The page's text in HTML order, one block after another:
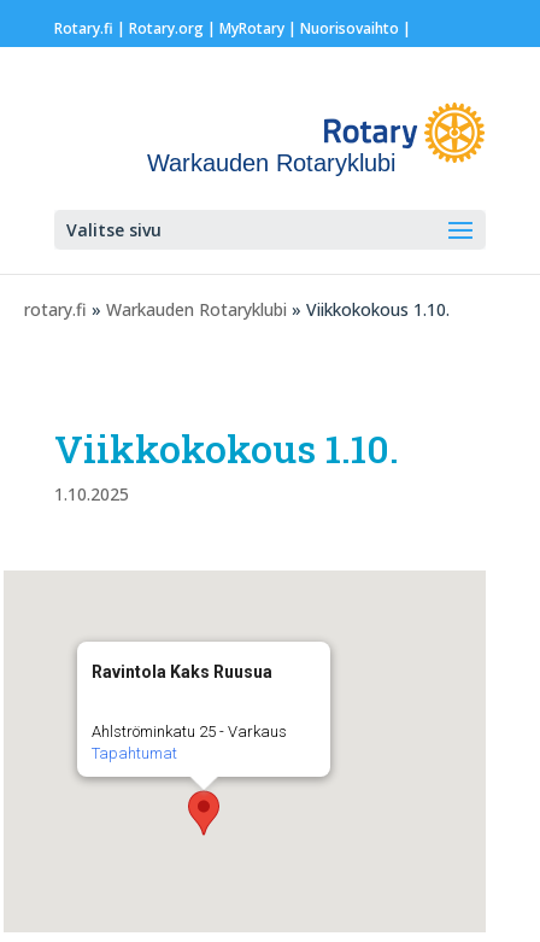
Rotary.fi | Rotary.org| MyRotary | Nuorisovaihto |
Warkauden Rotaryklubi
Valitse sivu
rotary.fi » Warkauden Rotaryklubi » Viikkokokous 1.10.
Viikkokokous 1.10.
1.10.2025
Ravintola Kaks Ruusua
Ahlströminkatu 25 - Varkaus
Tapahtumat